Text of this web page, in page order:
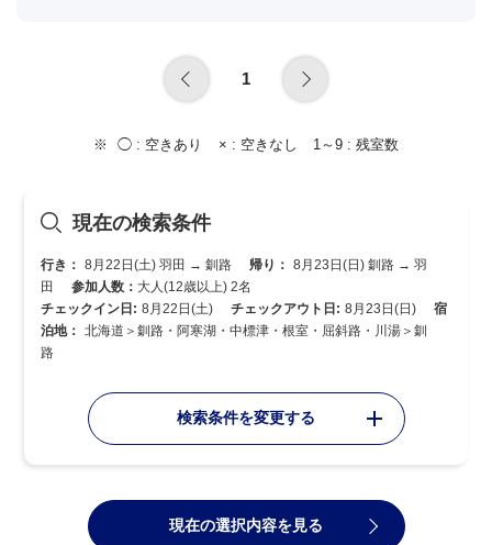
1
◯ : 空きあり × : 空きなし 1～9 : 残室数
現在の検索条件
行き： 8月22日(土) 羽田 → 釧路 帰り： 8月23日(日) 釧路 → 羽
田
参加人数： 大人(12歳以上) 2名
チェックイン日: 8月22日(土) チェックアウト日: 8月23日(日)
宿
泊地： 北海道＞釧路・阿寒湖・中標津・根室・屈斜路・川湯＞釧
路
検索条件を変更する
現在の選択内容を見る